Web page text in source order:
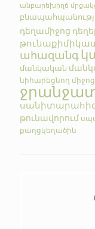
անբարեխիղճ
դեղամիջոց
ահազանգ
մանկական
նիհարեցնող
թունավորում
քաղցկեղածին